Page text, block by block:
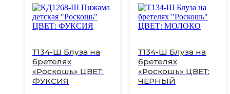
Т134-Ш Блуза на
бретелях
«Роскошь» ЦВЕТ:
ФУКСИЯ
Этот
товар
имеет
Опции
можно
выбрать
на
Т134-Ш Блуза на
бретелях
«Роскошь» ЦВЕТ:
ЧЕРНЫЙ
Этот
товар
имеет
Опции
можно
выбрать
на